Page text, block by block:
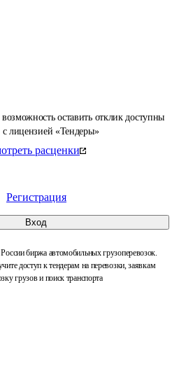
оставить отклик доступны
с лицензией «Тендеры»
расценки
Регистрация
Вход
биржа автомобильных грузоперевозок.
доступ к тендерам на перевозки, заявкам
грузов и поиск транспорта